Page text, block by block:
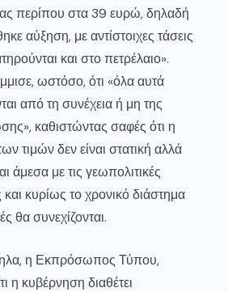
περίπου στα 39 ευρώ, δηλαδή
αύξηση, με αντίστοιχες τάσεις
και στο πετρέλαιο».
ωστόσο, ότι «όλα αυτά
από τη συνέχεια ή μη της
καθιστώντας σαφές ότι η
τιμών δεν είναι στατική αλλά
άμεσα με τις γεωπολιτικές
και κυρίως το χρονικό διάστημα
θα συνεχίζονται.
η Εκπρόσωπος Τύπου,
η κυβέρνηση διαθέτει